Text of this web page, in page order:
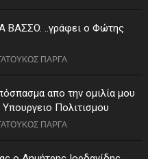
BAΣΣO. ..γράφει ο Φώτης
ΠΑΡΓΑ
απο την ομιλία μου
Πολιτισμου
ΠΑΡΓΑ